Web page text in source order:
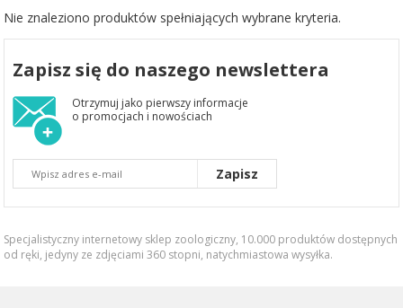
Nie znaleziono produktów spełniających wybrane kryteria.
Zapisz się do naszego newslettera
Otrzymuj jako pierwszy informacje
o promocjach i nowościach
Zapisz
Specjalistyczny internetowy sklep zoologiczny, 10.000 produktów dostępnych
od ręki, jedyny ze zdjęciami 360 stopni, natychmiastowa wysyłka.